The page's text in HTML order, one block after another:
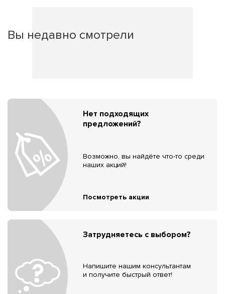
Вы недавно смотрели
Нет подходящих
предложений?
Возможно, вы найдёте что-то среди
наших акций!
Посмотреть акции
Затрудняетесь с выбором?
Напишите нашим консультантам
и получите быстрый ответ!